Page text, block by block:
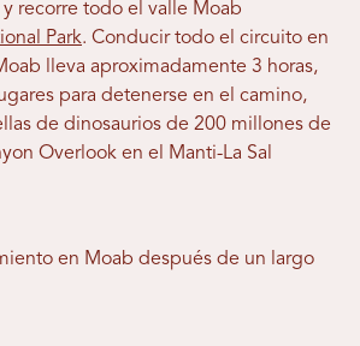
recorre todo el valle Moab
Park. Conducir todo el circuito en
lleva aproximadamente 3 horas,
para detenerse en el camino,
de dinosaurios de 200 millones de
Overlook en el Manti-La Sal
en Moab después de un largo